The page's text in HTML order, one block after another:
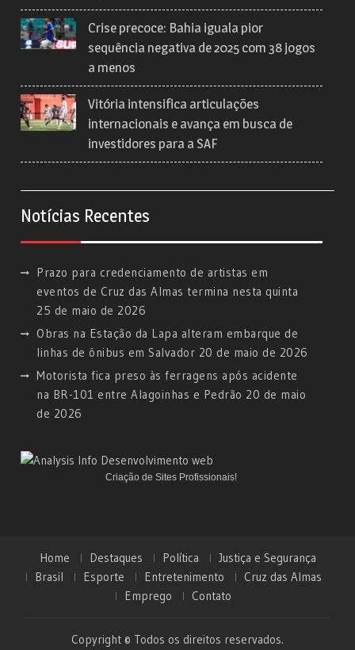
Crise precoce: Bahia iguala pior
sequência negativa de 2025 com 38 jogos
a menos
Vitória intensifica articulações
internacionais e avança em busca de
investidores para a SAF
Notícias Recentes
Prazo para credenciamento de artistas em
eventos de Cruz das Almas termina nesta quinta
25 de maio de 2026
Obras na Estação da Lapa alteram embarque de
linhas de ônibus em Salvador 20 de maio de 2026
Motorista fica preso às ferragens após acidente
na BR-101 entre Alagoinhas e Pedrão 20 de maio
de 2026
Criação de Sites Profissionais!
Home Destaques Política
Justiça e Segurança
Brasil
Esporte Entretenimento
Cruz das Almas
Emprego
Contato
Copyright © Todos os direitos reservados.